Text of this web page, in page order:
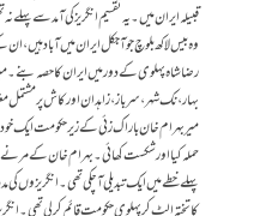
قبیلہ ایران میں۔ یہ تقسیم انگریز کی آمد سے پہلے
رضا شاہ پہلوی کے دور میں ایران کا حصہ بنے۔
بہار، نک شہر، سرباز، زاہدان اور کاش پر مشتمل
حملہ کیا اور شکست کھائی۔ بہرام خان کے
پہلے خطے میں ایک تبدیلی آ چکی تھی۔ انگریزوں